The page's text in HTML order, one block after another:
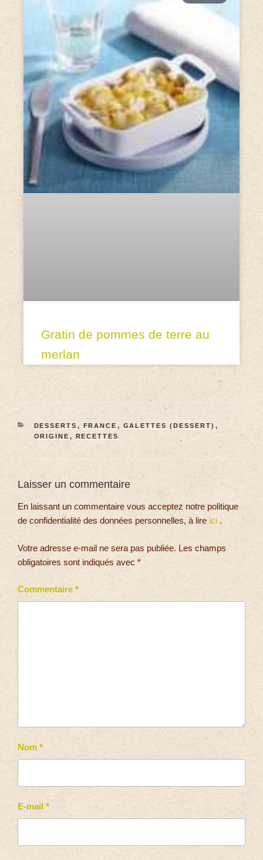
Gratin de pommes de terre au
merlan
DESSERTS , FRANCE , GALETTES (DESSERT) ,
ORIGINE , RECETTES
Laisser un commentaire
En laissant un commentaire vous acceptez notre politique
de confidentialité des données personnelles, à lire ici .
Votre adresse e-mail ne sera pas publiée. Les champs
obligatoires sont indiqués avec *
Commentaire *
Nom *
E-mail *